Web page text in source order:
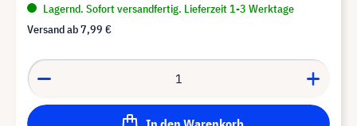
Lagernd. Sofort versandfertig. Lieferzeit 1-3 Werktage
Versand ab7,99 €